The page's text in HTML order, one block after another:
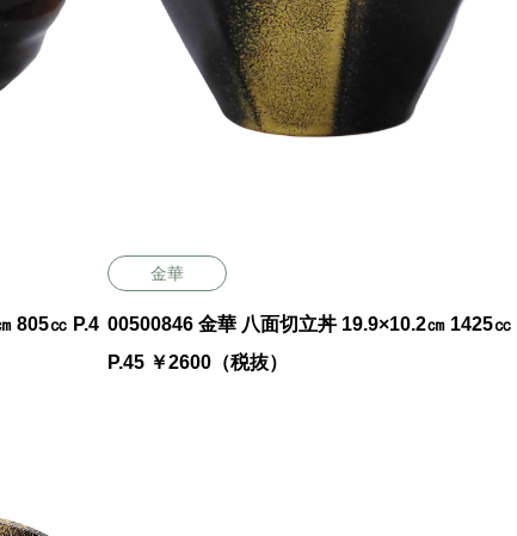
金華
00500846 金華 八面切立丼 19.9×10.2㎝ 1425㏄
P.45 ￥2600（税抜）